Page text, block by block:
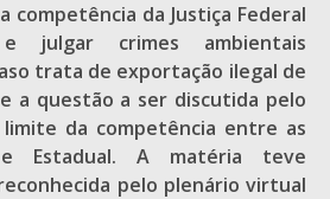
competência da Justiça Federal
julgar crimes ambientais
trata de exportação ilegal de
a questão a ser discutida pelo
limite da competência entre as
e Estadual. A matéria teve
pelo plenário virtual